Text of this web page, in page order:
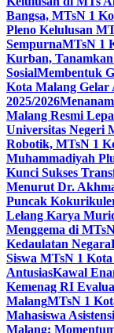
Bangsa, MTsN 1
Pleno Kelulusan
SempurnaMTsN 1
Kurban,
SosialMembentuk
Kota Malang Gelar
2025/2026
Malang Resmi
Universitas Negeri
Robotik, MTsN 1
Muhammadiyah
Kunci Sukses
Menurut Dr.
Puncak
Lelang Karya
Menggema di
Kedaulatan Negara
Siswa MTsN 1
AntusiasKawal
Kemenag RI
MalangMTsN 1
Mahasiswa
Malang: